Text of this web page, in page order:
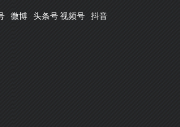
微博 头条号 视频号 抖音